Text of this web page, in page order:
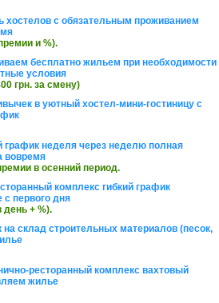
хостелов с обязательным проживанием
и %).
бесплатно жильем при необходимости
условия
грн. за смену)
в уютный хостел-мини-гостиницу с
график неделя через неделю полная
вовремя
в осенний период.
комплекс гибкий график
первого дня
день + %).
на склад строительных материалов (песок,
ресторанный комплекс вахтовый
жилье